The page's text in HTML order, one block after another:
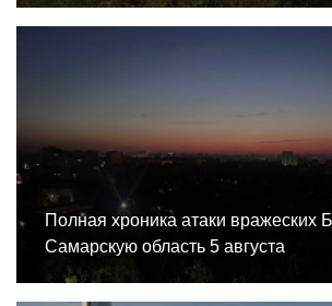
Полная хроника атаки вражеских
Самарскую область 5 августа